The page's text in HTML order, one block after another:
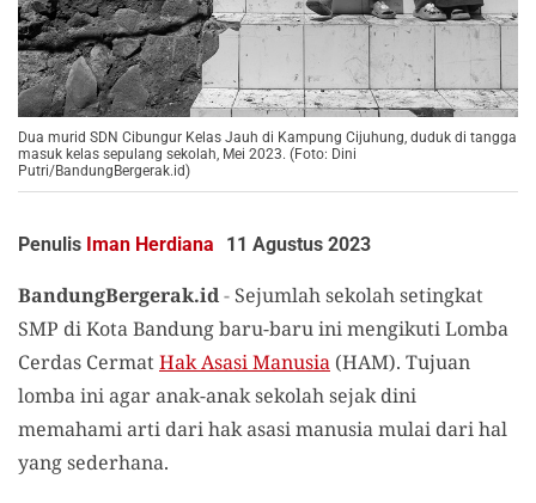
Dua murid SDN Cibungur Kelas Jauh di Kampung Cijuhung, duduk di tangga
masuk kelas sepulang sekolah, Mei 2023. (Foto: Dini
Putri/BandungBergerak.id)
Penulis Iman Herdiana 11 Agustus 2023
BandungBergerak.id- Sejumlah sekolah setingkat
SMP di Kota Bandung baru-baru ini mengikuti Lomba
Cerdas CermatHak Asasi Manusia (HAM). Tujuan
lomba ini agar anak-anak sekolah sejak dini
memahami arti dari hak asasi manusia mulai dari hal
yang sederhana.